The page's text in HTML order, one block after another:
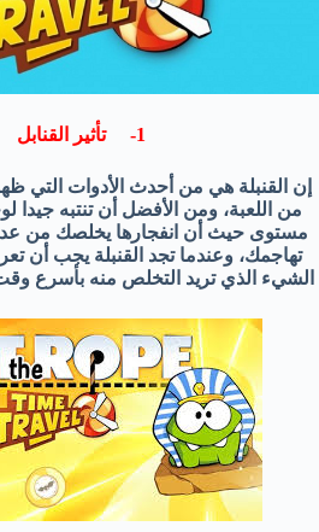
1- تأثير القنابل
إن القنبلة هي من أحدث الأدوات التي
من اللعبة، ومن الأفضل أن تنتبه جيدا
مستوى حيث أن انفجارها يخلصك من عدد
تهاجمك، وعندما تجد القنبلة يجب أن
الشيء الذي تريد التخلص منه بأسرع وقت